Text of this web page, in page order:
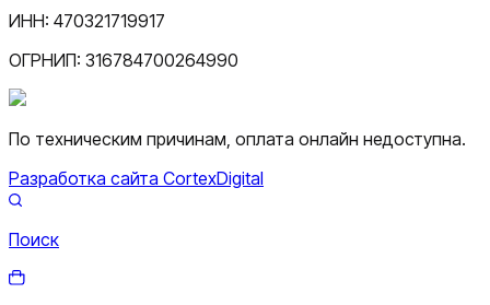
ИНН: 470321719917
ОГРНИП: 316784700264990
По техническим причинам, оплата онлайн недоступна.
Разработка сайта CortexDigital
Поиск